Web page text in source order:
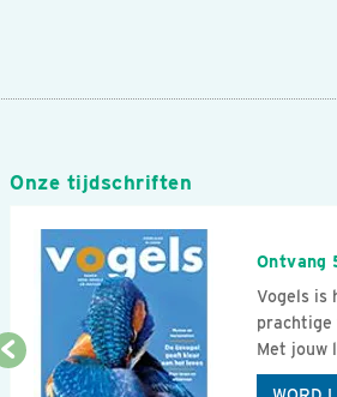
Onze tijdschriften
Ontvang
Vogels is
prachtige
Met jouw